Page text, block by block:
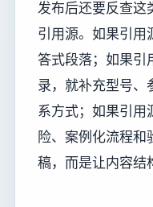
发布后还要反查这
引用源。如果引用
答式段落；如果引
录，就补充型号、
系方式；如果引用
险、案例化流程和
稿，而是让内容结